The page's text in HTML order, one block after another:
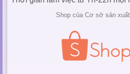
Shop của Cơ sở sản